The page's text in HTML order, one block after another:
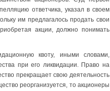
ответчика, указал в своем
им предлагалось продать свои
акции, должно пони­мать
квоту, иными словами,
при его ликвидации. Право на
прекращает свою деятельность
реорганизуется, то акционеры